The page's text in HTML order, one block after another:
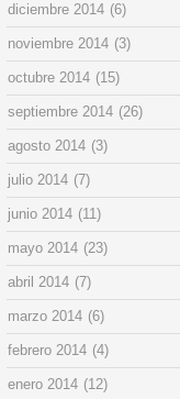
diciembre 2014 (6)
noviembre 2014 (3)
octubre 2014 (15)
septiembre 2014 (26)
agosto 2014 (3)
julio 2014 (7)
junio 2014 (11)
mayo 2014 (23)
abril 2014 (7)
marzo 2014 (6)
febrero 2014 (4)
enero 2014 (12)